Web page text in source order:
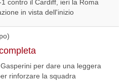
contro il Cardiff, ieri la Roma
in vista dell'inizio
per dare una leggera
rinforzare la squadra